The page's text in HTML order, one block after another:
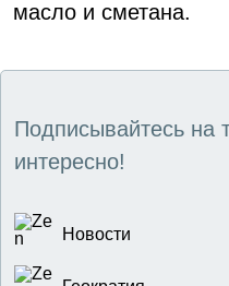
масло и сметана.
Подписывайтесь на
интересно!
Новости